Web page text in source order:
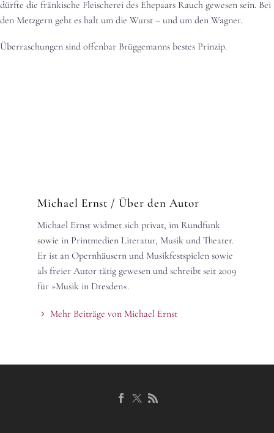
dürfte die fränkische Fleischerei des Ehepaars Rauch gewesen sein. Bei
den Metzgern geht es halt um die Wurst – und um den Wagner.
Überraschungen sind offenbar Brüggemanns bestes Prinzip.
Michael Ernst / Über den Autor
Michael Ernst widmet sich privat, im Rundfunk
sowie in Printmedien Literatur, Musik und Theater.
Er ist an Opernhäusern und Musikfestspielen sowie
als freier Autor tätig gewesen und schreibt seit 2009
für »Musik in Dresden«.
Mehr Beiträge von Michael Ernst